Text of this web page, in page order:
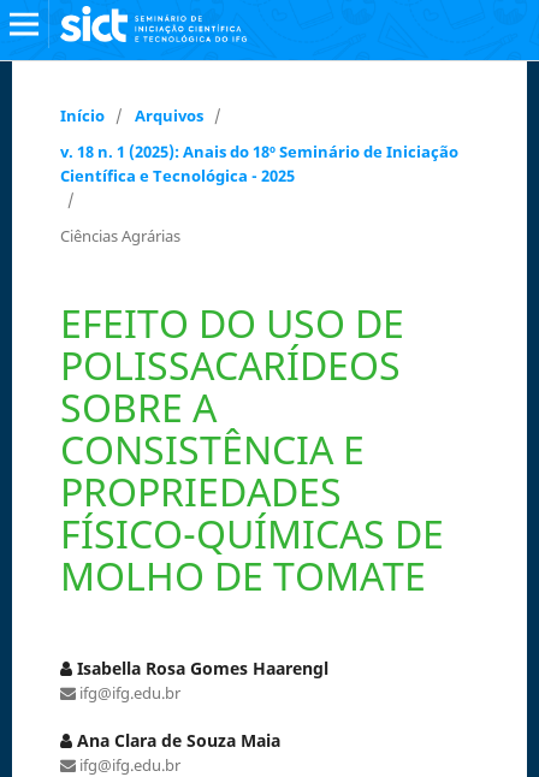
Início / Arquivos /
v. 18 n. 1 (2025): Anais do 18º Seminário de Iniciação
Científica e Tecnológica - 2025
/
Ciências Agrárias
EFEITO DO USO DE
POLISSACARÍDEOS
SOBRE A
CONSISTÊNCIA E
PROPRIEDADES
FÍSICO-QUÍMICAS DE
MOLHO DE TOMATE
Isabella Rosa Gomes Haarengl
ifg@ifg.edu.br
Ana Clara de Souza Maia
ifg@ifg.edu.br